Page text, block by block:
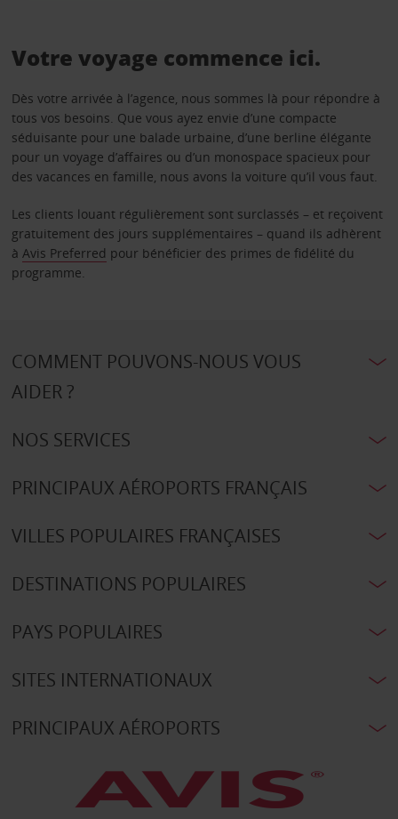
Votre voyage commence ici.
Dès votre arrivée à l’agence, nous sommes là pour répondre à
tous vos besoins. Que vous ayez envie d’une compacte
séduisante pour une balade urbaine, d’une berline élégante
pour un voyage d’affaires ou d’un monospace spacieux pour
des vacances en famille, nous avons la voiture qu’il vous faut.
Les clients louant régulièrement sont surclassés – et reçoivent
gratuitement des jours supplémentaires – quand ils adhèrent
à Avis Preferred pour bénéficier des primes de fidélité du
programme.
COMMENT POUVONS-NOUS VOUS
AIDER ?
NOS SERVICES
PRINCIPAUX AÉROPORTS FRANÇAIS
VILLES POPULAIRES FRANÇAISES
DESTINATIONS POPULAIRES
PAYS POPULAIRES
SITES INTERNATIONAUX
PRINCIPAUX AÉROPORTS